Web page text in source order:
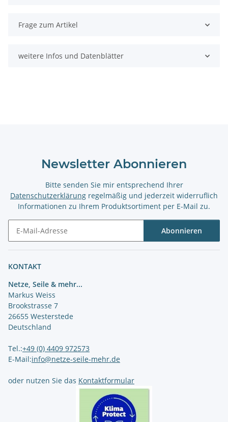
Frage zum Artikel
weitere Infos und Datenblätter
Newsletter Abonnieren
Bitte senden Sie mir entsprechend Ihrer
Datenschutzerklärung regelmäßig und jederzeit widerruflich
Informationen zu Ihrem Produktsortiment per E-Mail zu.
Abonnieren
KONTAKT
Netze, Seile & mehr...
Markus Weiss
Brookstrasse 7
26655 Westerstede
Deutschland
Tel.:+49 (0) 4409 972573
E-Mail:info@netze-seile-mehr.de
oder nutzen Sie das Kontaktformular